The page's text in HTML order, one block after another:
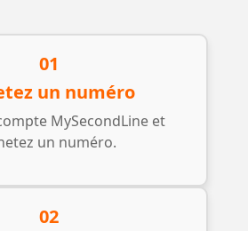
01
un numéro
MySecondLine et
un numéro.
02